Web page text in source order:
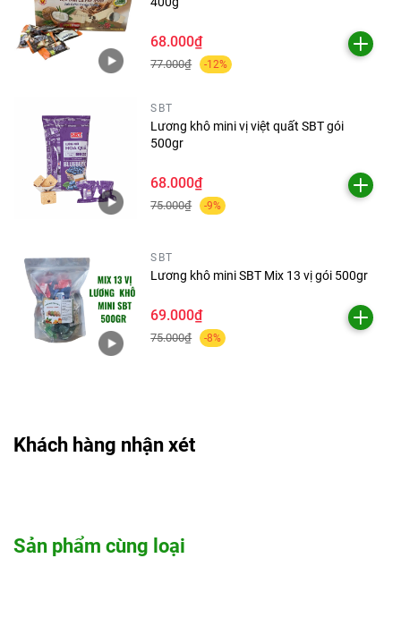
68.000₫
77.000₫ -12%
SBT
Lương khô mini vị việt quất SBT gói
500gr
68.000₫
75.000₫ -9%
SBT
Lương khô mini SBT Mix 13 vị gói 500gr
69.000₫
75.000₫ -8%
Khách hàng nhận xét
Sản phẩm cùng loại